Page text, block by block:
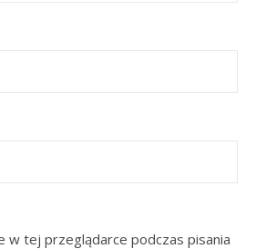
w tej przeglądarce podczas pisania